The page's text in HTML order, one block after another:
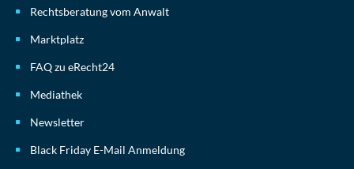
Rechtsberatung vom Anwalt
Marktplatz
FAQ zu eRecht24
Mediathek
Newsletter
Black Friday E-Mail Anmeldung